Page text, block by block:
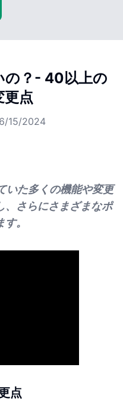
の？- 40以上の
更点
6/15/2024
いた多くの機能や変更
、さらにさまざまなポ
。
点